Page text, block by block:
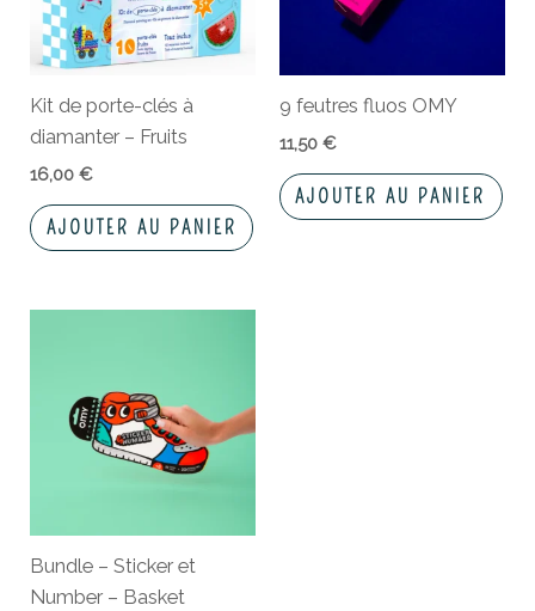
Kit de porte-clés à
diamanter – Fruits
16,00€
AJOUTER AU PANIER
9 feutres fluos OMY
11,50 €
AJOUTER AU PANIER
Bundle – Sticker et
Number – Basket